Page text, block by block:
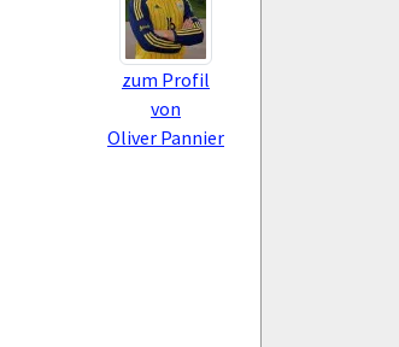
zum Profil
von
Oliver Pannier